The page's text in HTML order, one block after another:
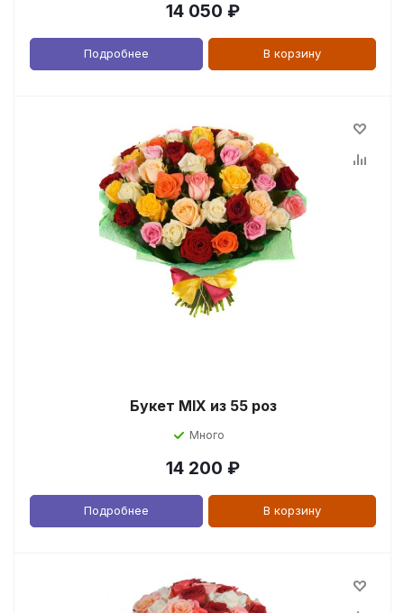
14 050 ₽
Подробнее В корзину
Букет MIX из 55 роз
Много
14 200 ₽
Подробнее В корзину